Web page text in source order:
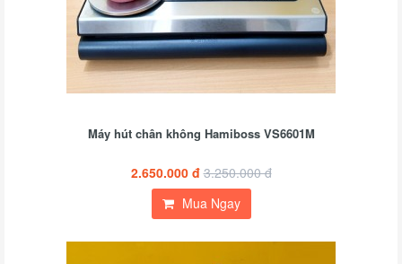
Máy hút chân không Hamiboss VS6601M
2.650.000 đ 3.250.000 đ
Mua Ngay